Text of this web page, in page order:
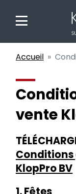
Accueil
vente
Conditions
KlopPro BV